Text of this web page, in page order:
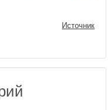
Источник